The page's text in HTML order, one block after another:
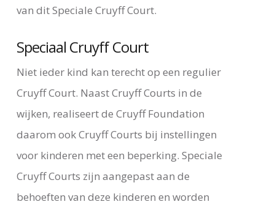
van dit Speciale Cruyff Court.
Speciaal Cruyff Court
Niet ieder kind kan terecht op een regulier
Cruyff Court. Naast Cruyff Courts in de
wijken, realiseert de Cruyff Foundation
daarom ook Cruyff Courts bij instellingen
voor kinderen met een beperking. Speciale
Cruyff Courts zijn aangepast aan de
behoeften van deze kinderen en worden